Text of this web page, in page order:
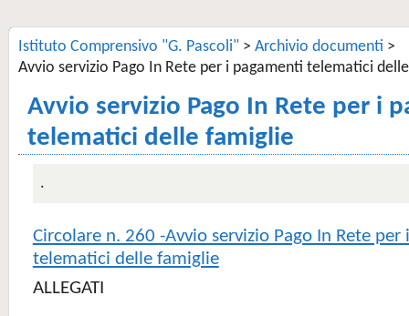
Istituto Comprensivo "G. Pascoli" > Archivio documenti >
Avvio servizio Pago In Rete per i pagamenti telematici
Avvio servizio Pago In Rete per i
telematici delle famiglie
.
Circolare n. 260 -Avvio servizio Pago In Rete
telematici delle famiglie
ALLEGATI